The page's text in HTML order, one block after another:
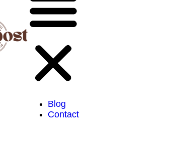
Blog
Contact
Speculaas
14,95
Op werkdagen voor 15.00 besteld, dezelfde dag
de volgende dag bezorgd (afhankelijk van PostNL)